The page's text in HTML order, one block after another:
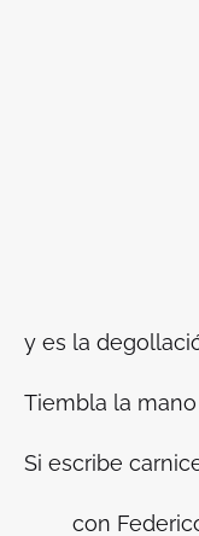
y es la
Tiembla la
Si escribe
con